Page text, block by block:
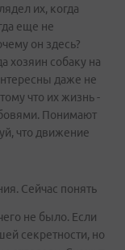
их, когда
еще не
он здесь?
хозяин собаку на
даже не
что их жизнь -
Понимают
что движение
Сейчас понять
не было. Если
секретности, но